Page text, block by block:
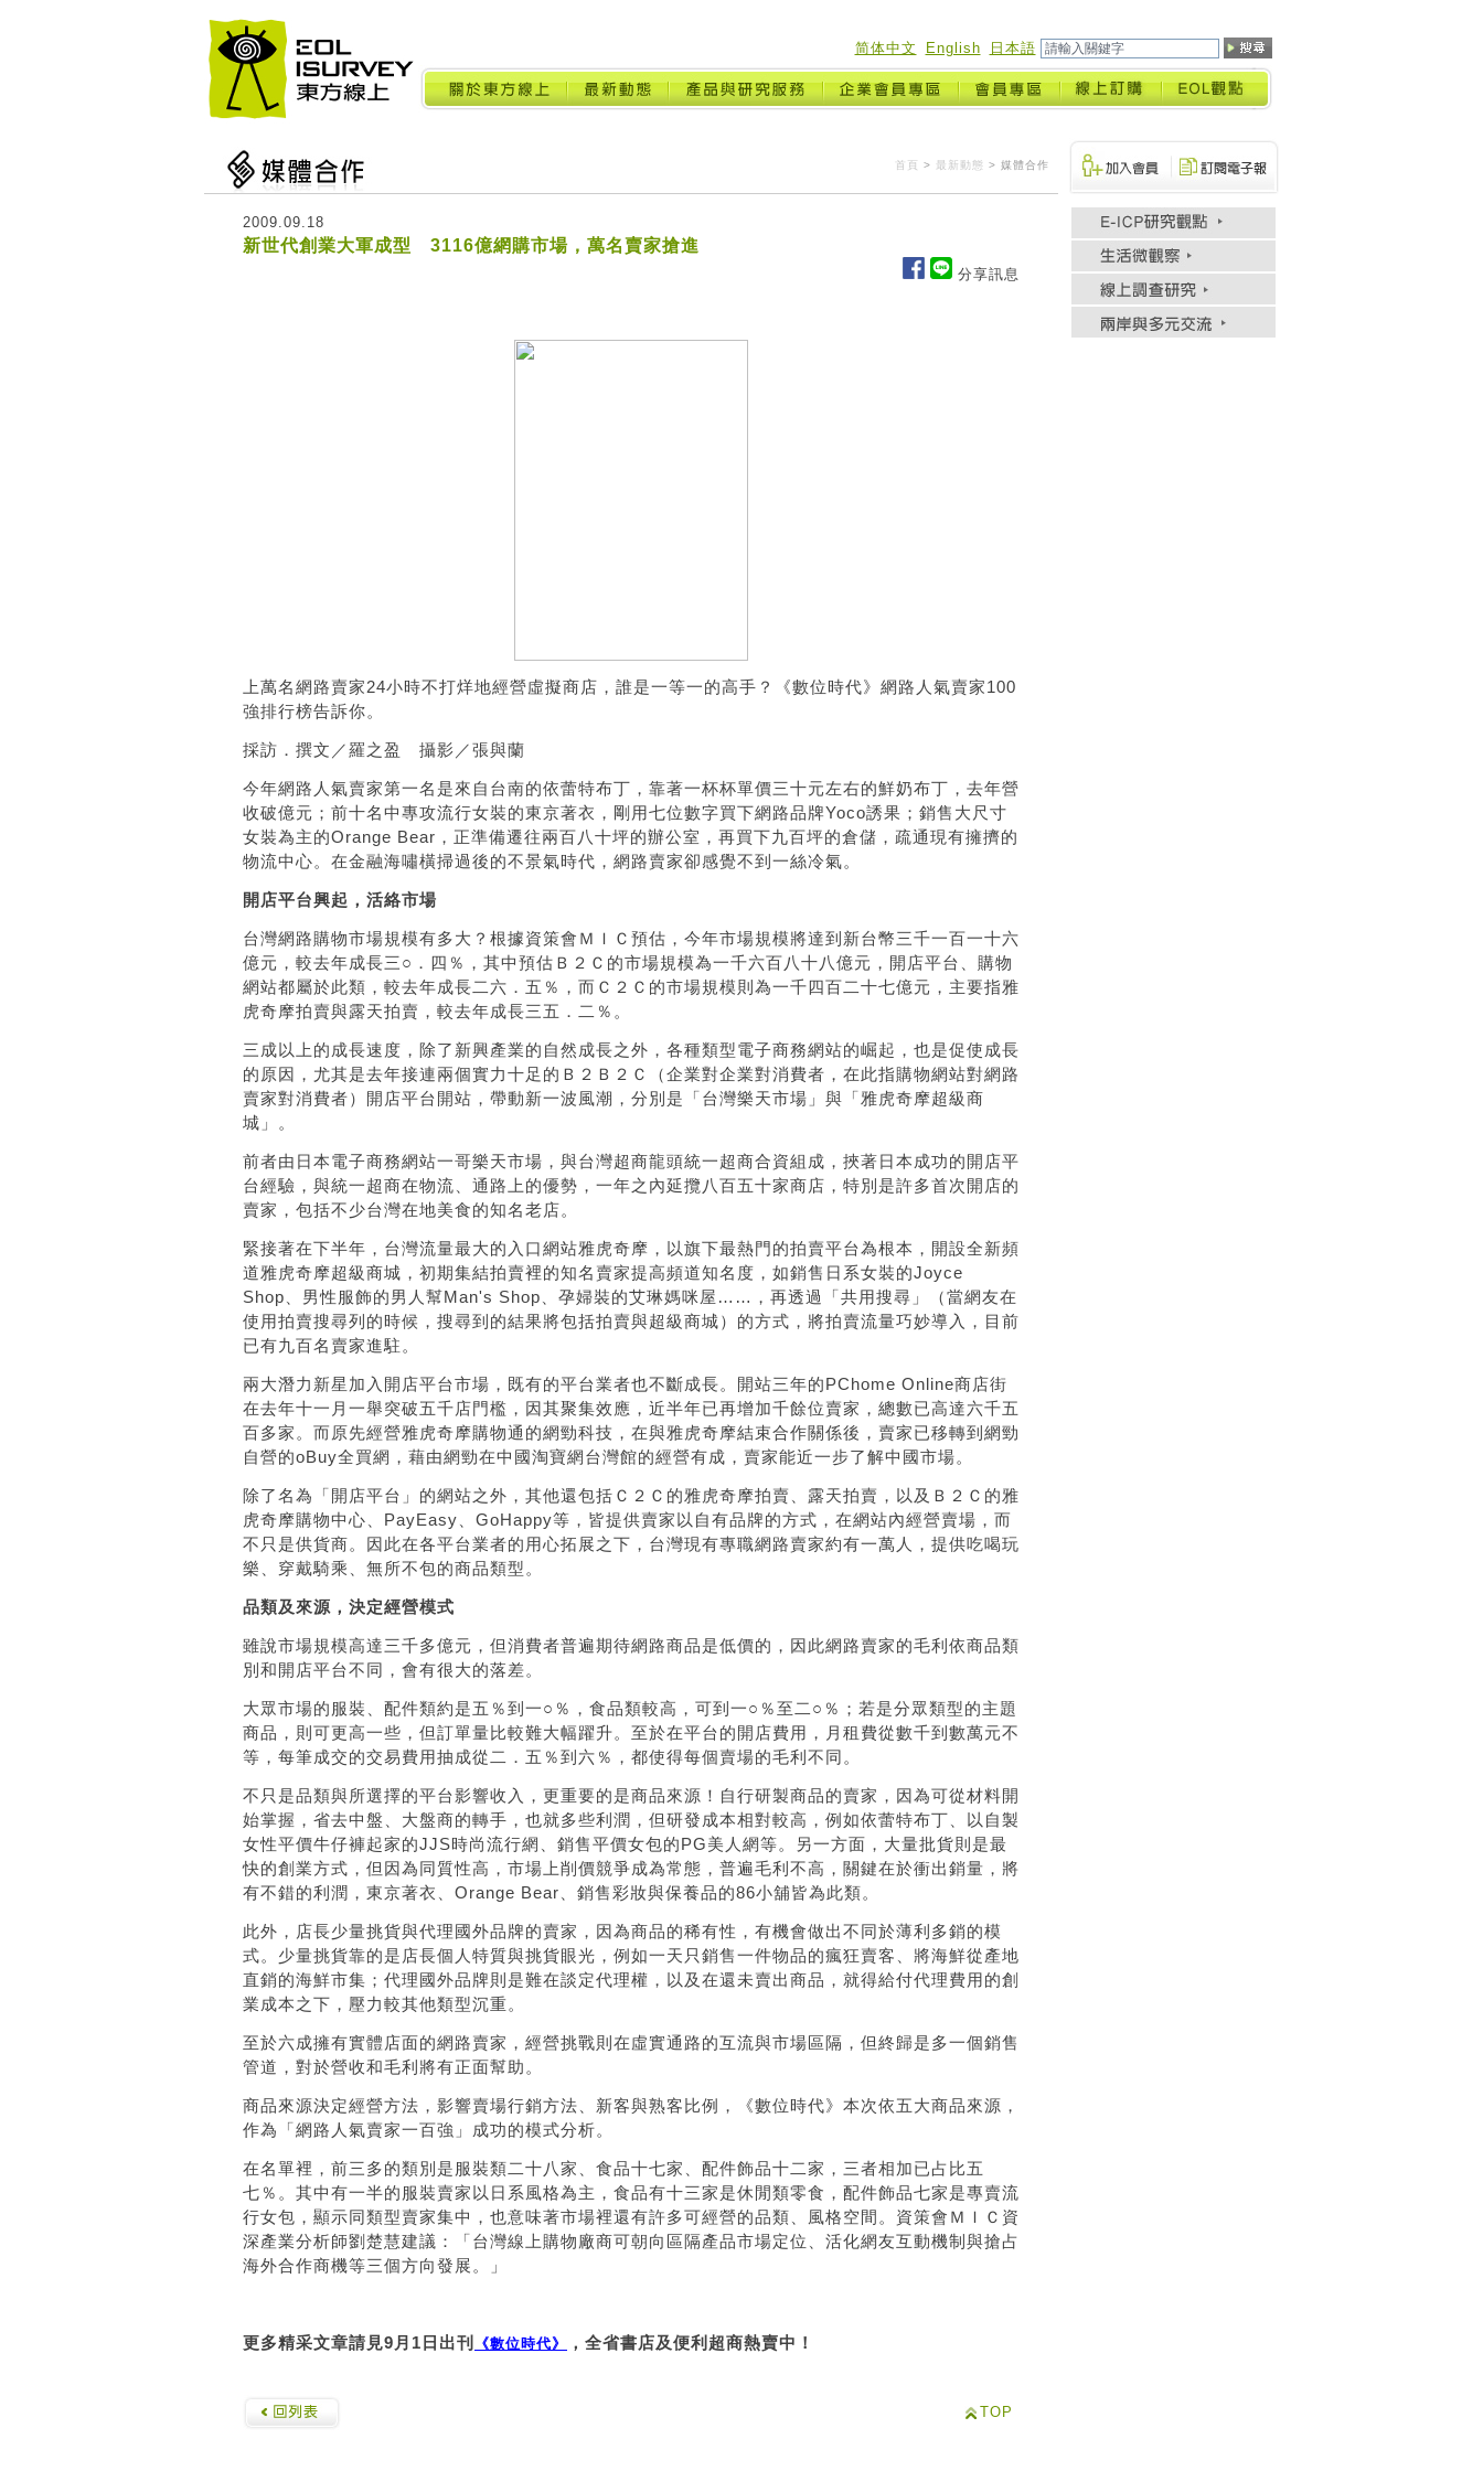
简体中文 English 日本語
首頁 > 最新動態 > 媒體合作
2009.09.18
新世代創業大軍成型 3116億網購市場，萬名賣家搶進
分享訊息
上萬名網路賣家24小時不打烊地經營虛擬商店，誰是一等一的高手？《數位時代》網路人氣賣家100
強排行榜告訴你。
採訪．撰文／羅之盈 攝影／張與蘭
今年網路人氣賣家第一名是來自台南的依蕾特布丁，靠著一杯杯單價三十元左右的鮮奶布丁，去年營
收破億元；前十名中專攻流行女裝的東京著衣，剛用七位數字買下網路品牌Yoco誘果；銷售大尺寸
女裝為主的Orange Bear ，正準備遷往兩百八十坪的辦公室，再買下九百坪的倉儲，疏通現有擁擠的
物流中心。在金融海嘯橫掃過後的不景氣時代，網路賣家卻感覺不到一絲冷氣。
開店平台興起，活絡市場
台灣網路購物市場規模有多大？根據資策會ＭＩＣ預估，今年市場規模將達到新台幣三千一百一十六
億元，較去年成長三○．四％，其中預估Ｂ２Ｃ的市場規模為一千六百八十八億元，開店平台、購物
網站都屬於此類，較去年成長二六．五％，而Ｃ２Ｃ的市場規模則為一千四百二十七億元，主要指雅
虎奇摩拍賣與露天拍賣，較去年成長三五．二％。
三成以上的成長速度，除了新興產業的自然成長之外，各種類型電子商務網站的崛起，也是促使成長
的原因，尤其是去年接連兩個實力十足的Ｂ２Ｂ２Ｃ（企業對企業對消費者，在此指購物網站對網路
賣家對消費者）開店平台開站，帶動新一波風潮，分別是「台灣樂天市場」與「雅虎奇摩超級商
城」。
前者由日本電子商務網站一哥樂天市場，與台灣超商龍頭統一超商合資組成，挾著日本成功的開店平
台經驗，與統一超商在物流、通路上的優勢，一年之內延攬八百五十家商店，特別是許多首次開店的
賣家，包括不少台灣在地美食的知名老店。
緊接著在下半年，台灣流量最大的入口網站雅虎奇摩，以旗下最熱門的拍賣平台為根本，開設全新頻
道雅虎奇摩超級商城，初期集結拍賣裡的知名賣家提高頻道知名度，如銷售日系女裝的Joyce
Shop 、男性服飾的男人幫Man's Shop 、孕婦裝的艾琳媽咪屋……，再透過「共用搜尋」（當網友在
使用拍賣搜尋列的時候，搜尋到的結果將包括拍賣與超級商城）的方式，將拍賣流量巧妙導入，目前
已有九百名賣家進駐。
兩大潛力新星加入開店平台市場，既有的平台業者也不斷成長。開站三年的 PChome Online商店街
在去年十一月一舉突破五千店門檻，因其聚集效應，近半年已再增加千餘位賣家，總數已高達六千五
百多家。而原先經營雅虎奇摩購物通的網勁科技，在與雅虎奇摩結束合作關係後，賣家已移轉到網勁
自營的oBuy全買網，藉由網勁在中國淘寶網台灣館的經營有成，賣家能近一步了解中國市場。
除了名為「開店平台」的網站之外，其他還包括Ｃ２Ｃ的雅虎奇摩拍賣、露天拍賣，以及Ｂ２Ｃ的雅
虎奇摩購物中心、
PayEasy GoHappy等，皆提供賣家以自有品牌的方式，在網站內經營賣場，而
不只是供貨商。因此在各平台業者的用心拓展之下，台灣現有專職網路賣家約有一萬人，提供吃喝玩
樂、穿戴騎乘、無所不包的商品類型。
品類及來源，決定經營模式
雖說市場規模高達三千多億元，但消費者普遍期待網路商品是低價的，因此網路賣家的毛利依商品類
別和開店平台不同，會有很大的落差。
大眾市場的服裝、配件類約是五％到一○％，食品類較高，可到一○％至二○％；若是分眾類型的主題
商品，則可更高一些，但訂單量比較難大幅躍升。至於在平台的開店費用，月租費從數千到數萬元不
等，每筆成交的交易費用抽成從二．五％到六％，都使得每個賣場的毛利不同。
不只是品類與所選擇的平台影響收入，更重要的是商品來源！自行研製商品的賣家，因為可從材料開
始掌握，省去中盤、大盤商的轉手，也就多些利潤，但研發成本相對較高，例如依蕾特布丁、以自製
女性平價牛仔褲起家的JJS時尚流行網、銷售平價女包的 PG美人網等。另一方面，大量批貨則是最
快的創業方式，但因為同質性高，市場上削價競爭成為常態，普遍毛利不高，關鍵在於衝出銷量，將
有不錯的利潤，東京著衣、 Orange Bear 、銷售彩妝與保養品的86小舖皆為此類。
此外，店長少量挑貨與代理國外品牌的賣家，因為商品的稀有性，有機會做出不同於薄利多銷的模
式。少量挑貨靠的是店長個人特質與挑貨眼光，例如一天只銷售一件物品的瘋狂賣客、將海鮮從產地
直銷的海鮮市集；代理國外品牌則是難在談定代理權，以及在還未賣出商品，就得給付代理費用的創
業成本之下，壓力較其他類型沉重。
至於六成擁有實體店面的網路賣家，經營挑戰則在虛實通路的互流與市場區隔，但終歸是多一個銷售
管道，對於營收和毛利將有正面幫助。
商品來源決定經營方法，影響賣場行銷方法、新客與熟客比例，《數位時代》本次依五大商品來源，
作為「網路人氣賣家一百強」成功的模式分析。
在名單裡，前三多的類別是服裝類二十八家、食品十七家、配件飾品十二家，三者相加已占比五
七％。其中有一半的服裝賣家以日系風格為主，食品有十三家是休閒類零食，配件飾品七家是專賣流
行女包，顯示同類型賣家集中，也意味著市場裡還有許多可經營的品類、風格空間。資策會ＭＩＣ資
深產業分析師劉楚慧建議：「台灣線上購物廠商可朝向區隔產品市場定位、活化網友互動機制與搶占
海外合作商機等三個方向發展。」
更多精采文章請見9 月 1 日出刊 《數位時代》 ，全省書店及便利超商熱賣中！
TOP